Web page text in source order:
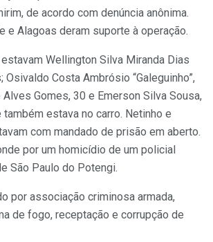
de acordo com denúncia anônima.
e Alagoas deram suporte à operação.
Wellington Silva Miranda Dias
Osivaldo Costa Ambrósio “Galeguinho”,
Gomes, 30 e Emerson Silva Sousa,
estava no carro. Netinho e
com mandado de prisão em aberto.
por um homicídio de um policial
São Paulo do Potengi.
por associação criminosa armada,
de fogo, receptação e corrupção de